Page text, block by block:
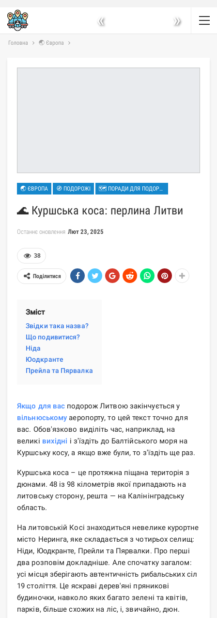
« »
Головна 🌏 Європа
🌏 ЄВРОПА 🧭 ПОДОРОЖІ 🗺 ПОРАДИ ДЛЯ ПОДОРОЖЕЙ
🌊 Куршська коса: перлина Литви
Останнє оновлення Лют 23, 2025
38
Поділитися
Зміст
Звідки така назва?
Що подивитися?
Ніда
Юодкранте
Прейла та Пярвалка
Якщо для вас подорож Литвою закінчується у
вільнюському аеропорту, то цей текст точно для
вас. Обов'язково виділіть час, наприклад, на
великі вихідні і з'їздіть до Балтійського моря на
Куршську косу, а якщо вже були, то з'їздіть ще раз.
Куршська коса – це протяжна піщана територія з
дюнами. 48 із 98 кілометрів якої припадають на
литовську сторону, решта — на Калінінградську
область.
На литовській Косі знаходиться невелике курортне
місто Неринга, яке складається з чотирьох селищ:
Ніди, Юодкранте, Прейли та Пярвалки. Про перші
два розповім докладніше. Але спочатку загалом:
усі місця зберігають автентичність рибальських сіл
19 століття. Це яскраві дерев'яні пряникові
будиночки, навколо яких багато зелені та квітів,
парків, більше схожих на ліс, і, звичайно, дюн.